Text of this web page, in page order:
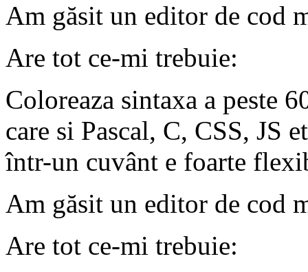
Am găsit un editor de cod
Are tot ce-mi trebuie:
Coloreaza sintaxa a peste
care si Pascal, C, CSS, JS
într-un cuvânt e foarte
Am găsit un editor de cod
Are tot ce-mi trebuie: